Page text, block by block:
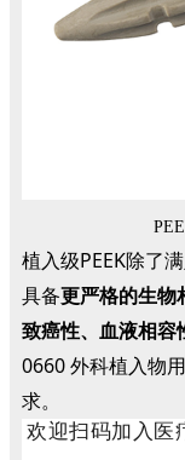
植入级PEEK除了
具备更严格的生物
致癌性、血液相容
0660 外科植入物
求。
欢迎扫码加入医